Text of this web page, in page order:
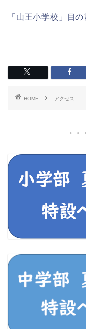
「山王小学校」目
HOME アクセス